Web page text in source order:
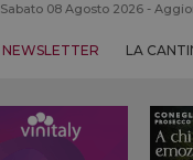
Sabato 08 Agosto 2026 -
NEWSLETTER LA